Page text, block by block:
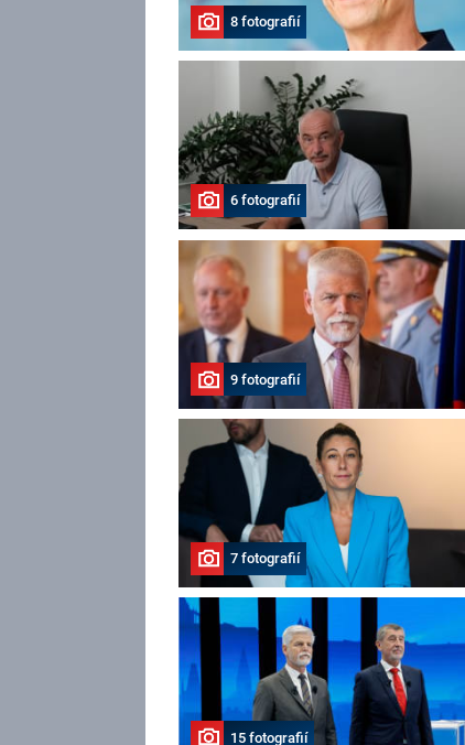
8 fotografií
6 fotografií
9 fotografií
7 fotografií
15 fotografií